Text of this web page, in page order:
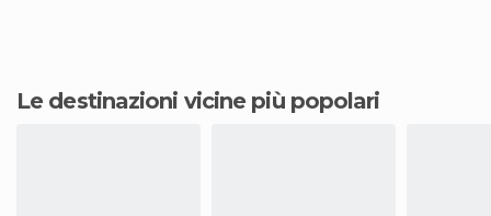
Le destinazioni vicine più popolari